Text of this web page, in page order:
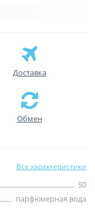
Доставка
Обмен
Все характеристики
50
парфюмерная вода